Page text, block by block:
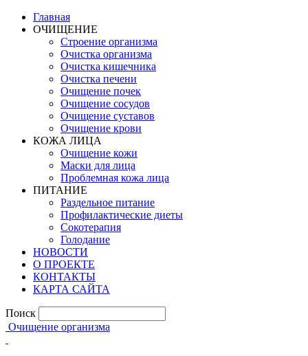
Главная
ОЧИЩЕНИЕ
Строение организма
Очистка организма
Очистка кишечника
Очистка печени
Очищение почек
Очищение сосудов
Очищение суставов
Очищение крови
КОЖА ЛИЦА
Очищение кожи
Маски для лица
Проблемная кожа лица
ПИТАНИЕ
Раздельное питание
Профилактические диеты
Сокотерапия
Голодание
НОВОСТИ
О ПРОЕКТЕ
КОНТАКТЫ
КАРТА САЙТА
Поиск
Очищение организма